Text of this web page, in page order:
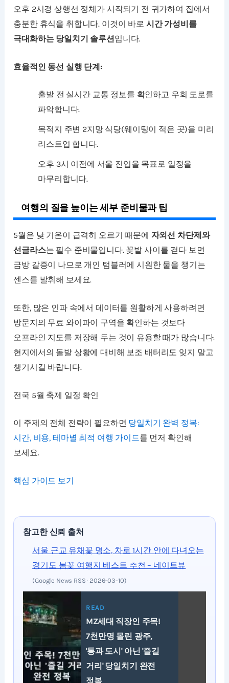
오후 2시경 상행선 정체가 시작되기 전 귀가하여 집에서
충분한 휴식을 취합니다. 이것이 바로 시간 가성비를
극대화하는 당일치기 솔루션입니다.
효율적인 동선 실행 단계:
출발 전 실시간 교통 정보를 확인하고 우회 도로를
파악합니다.
목적지 주변 2지망 식당(웨이팅이 적은 곳)을 미리
리스트업 합니다.
오후 3시 이전에 서울 진입을 목표로 일정을
마무리합니다.
여행의 질을 높이는 세부 준비물과 팁
5월은 낮 기온이 급격히 오르기 때문에 자외선 차단제와
선글라스는 필수 준비물입니다. 꽃밭 사이를 걷다 보면
금방 갈증이 나므로 개인 텀블러에 시원한 물을 챙기는
센스를 발휘해 보세요.
또한, 많은 인파 속에서 데이터를 원활하게 사용하려면
방문지의 무료 와이파이 구역을 확인하는 것보다
오프라인 지도를 저장해 두는 것이 유용할 때가 많습니다.
현지에서의 돌발 상황에 대비해 보조 배터리도 잊지 말고
챙기시길 바랍니다.
전국 5월 축제 일정 확인
이 주제의 전체 전략이 필요하면 당일치기 완벽 정복:
시간, 비용, 테마별 최적 여행 가이드를 먼저 확인해
보세요.
핵심 가이드 보기
참고한 신뢰 출처
서울 근교 유채꽃 명소, 차로 1시간 안에 다녀오는
경기도 봄꽃 여행지 베스트 추천 – 네이트뷰
(Google News RSS · 2026-03-10)
READ
MZ세대 직장인 주목!
7천만명 몰린 광주,
'통과 도시' 아닌 '즐길
거리' 당일치기 완전
정복